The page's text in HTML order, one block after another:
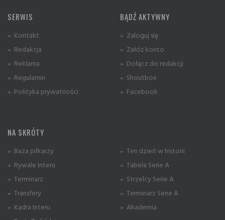
SERWIS
» Kontakt
» Redakcja
» Reklama
» Regulamin
» Polityka prywatności
BĄDŹ AKTYWNY
» Zaloguj się
» Załóż konto
» Dołącz do redakcji
» Shoutbox
» Facebook
NA SKRÓTY
» Baza piłkarzy
» Rywale Interu
» Terminarz
» Transfery
» Kadra Interu
» Ten dzień w historii
» Tabela Serie A
» Strzelcy Serie A
» Terminarz Serie A
» Akademia